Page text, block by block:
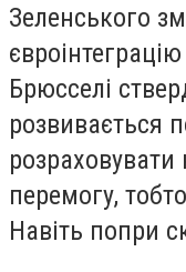
Зеленського
Брюсселі
розвивається
перемогу,
Навіть попри